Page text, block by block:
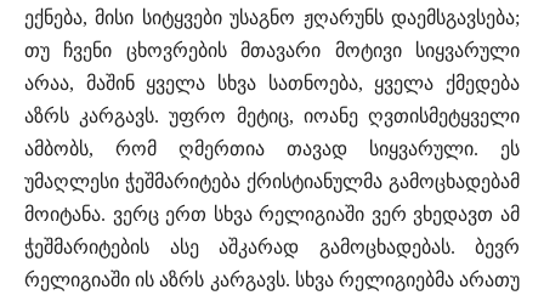
ექნება, მისი სიტყვები უსაგნო ჟღარუნს დაემსგავსება;
თუ ჩვენი ცხოვრების მთავარი მოტივი სიყვარული
არაა, მაშინ ყველა სხვა სათნოება, ყველა ქმედება
აზრს კარგავს. უფრო მეტიც, იოანე ღვთისმეტყველი
ამბობს, რომ ღმერთია თავად სიყვარული. ეს
უმაღლესი ჭეშმარიტება ქრისტიანულმა გამოცხადებამ
მოიტანა. ვერც ერთ სხვა რელიგიაში ვერ ვხედავთ ამ
ჭეშმარიტების ასე აშკარად გამოცხადებას. ბევრ
რელიგიაში ის აზრს კარგავს. სხვა რელიგიებმა არათუ